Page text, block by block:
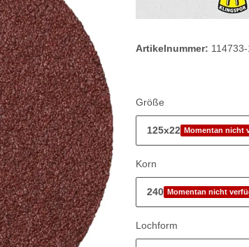
Artikelnummer:
Größe
125x22 Momentan nicht
Korn
240 Momentan nicht
Lochform